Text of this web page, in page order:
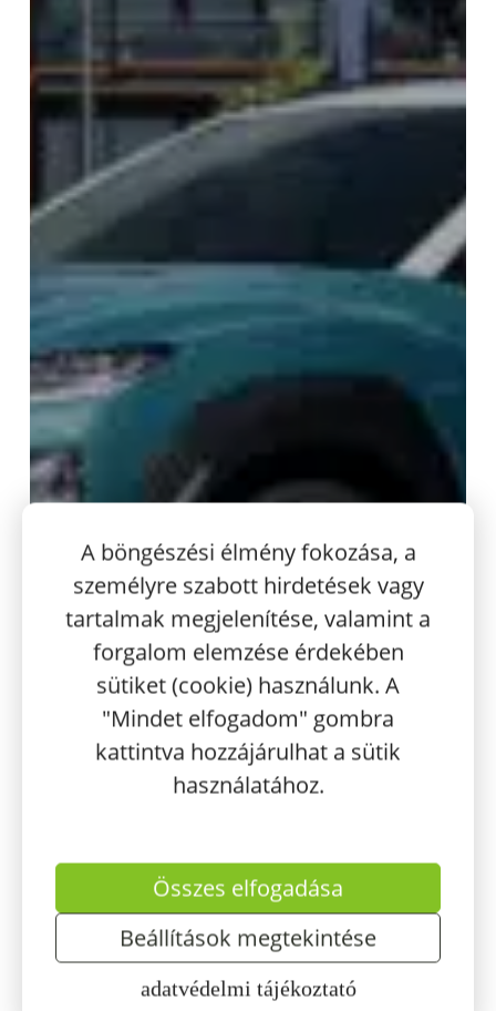
A böngészési élmény fokozása, a
személyre szabott hirdetések vagy
tartalmak megjelenítése, valamint a
forgalom elemzése érdekében
sütiket (cookie) használunk. A
"Mindet elfogadom" gombra
kattintva hozzájárulhat a sütik
használatához.
Összes elfogadása
Beállítások megtekintése
adatvédelmi tájékoztató